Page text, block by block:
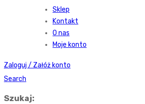
Sklep
Kontakt
O nas
Moje konto
Zaloguj / Załóż konto
Search
Szukaj: